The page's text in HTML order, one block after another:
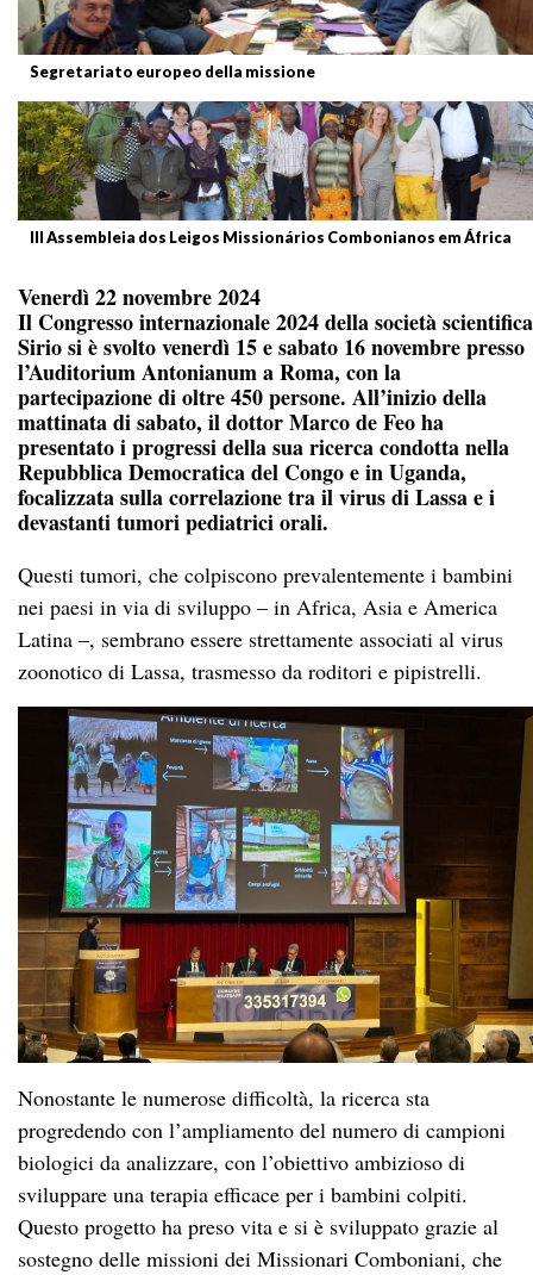
Segretariato europeo della missione
III Assembleia dos Leigos Missionários Combonianos em África
Venerdì 22 novembre 2024
Il Congresso internazionale 2024 della società scientifica
Sirio si è svolto venerdì 15 e sabato 16 novembre presso
l’Auditorium Antonianum a Roma, con la
partecipazione di oltre 450 persone. All’inizio della
mattinata di sabato, il dottor Marco de Feo ha
presentato i progressi della sua ricerca condotta nella
Repubblica Democratica del Congo e in Uganda,
focalizzata sulla correlazione tra il virus di Lassa e i
devastanti tumori pediatrici orali.
Questi tumori, che colpiscono prevalentemente i bambini
nei paesi in via di sviluppo – in Africa, Asia e America
Latina –, sembrano essere strettamente associati al virus
zoonotico di Lassa, trasmesso da roditori e pipistrelli.
Nonostante le numerose difficoltà, la ricerca sta
progredendo con l’ampliamento del numero di campioni
biologici da analizzare, con l’obiettivo ambizioso di
sviluppare una terapia efficace per i bambini colpiti.
Questo progetto ha preso vita e si è sviluppato grazie al
sostegno delle missioni dei Missionari Comboniani, che